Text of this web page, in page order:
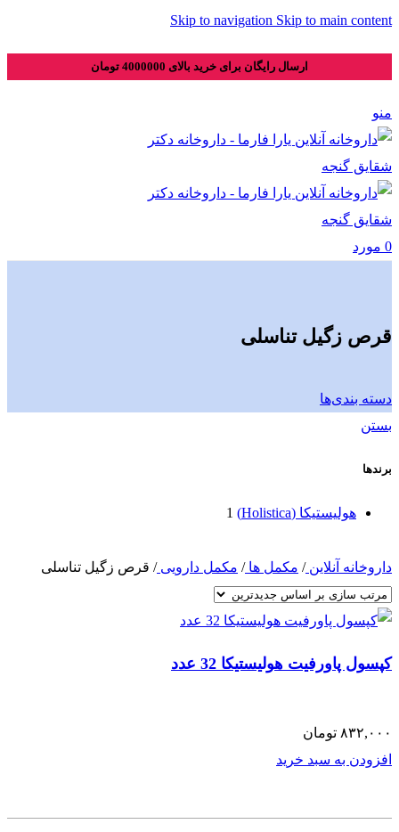
Skip to navigation Skip to main content
ارسال رایگان برای خرید بالای 4000000 تومان
منو
0 مورد
قرص زگیل تناسلی
دسته بندی‌ها
بستن
برندها
هولیستیکا (Holistica) 1
داروخانه آنلاین/ مکمل ها/ مکمل دارویی/ قرص زگیل تناسلی
کپسول پاورفیت هولیستیکا 32 عدد
۸۳۲,۰۰۰ تومان
افزودن به سبد خرید